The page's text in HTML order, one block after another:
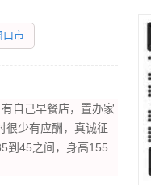
口市
自己早餐店，置办家
很少有应酬，真诚征
到45之间，身高155